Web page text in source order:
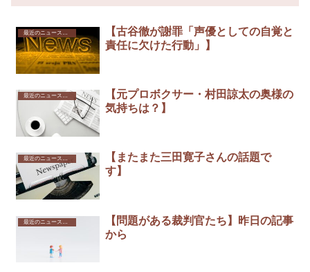
最近のニュースから
【古谷徹が謝罪「声優としての自覚と
責任に欠けた行動」】
最近のニュースから
【元プロボクサー・村田諒太の奥様の
気持ちは？】
最近のニュースから
【またまた三田寛子さんの話題で
す】
【問題がある裁判官たち】昨日の記事
から